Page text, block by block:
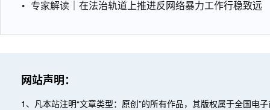
专家解读｜在法治轨道上推进反网络暴力工作行稳致远
网站声明：
1、凡本站注明“文章类型：原创”的所有作品，其版权属于全国电